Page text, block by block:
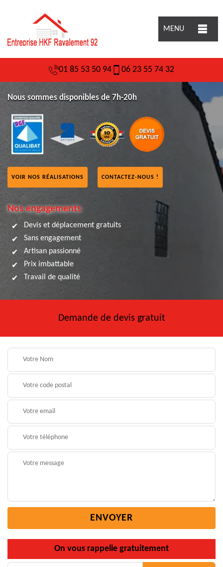
MENU
01 85 53 50 94 06 23 55 74 32
Nous sommes disponibles de 7h-20h
VOIR NOS RÉALISATIONS CONTACTEZ-NOUS !
Nos engagements
Devis et déplacement gratuits
Sans engagement
Artisan passionné
Prix imbattable
Travail de qualité
Demande de devis gratuit
On vous rappelle gratuitement